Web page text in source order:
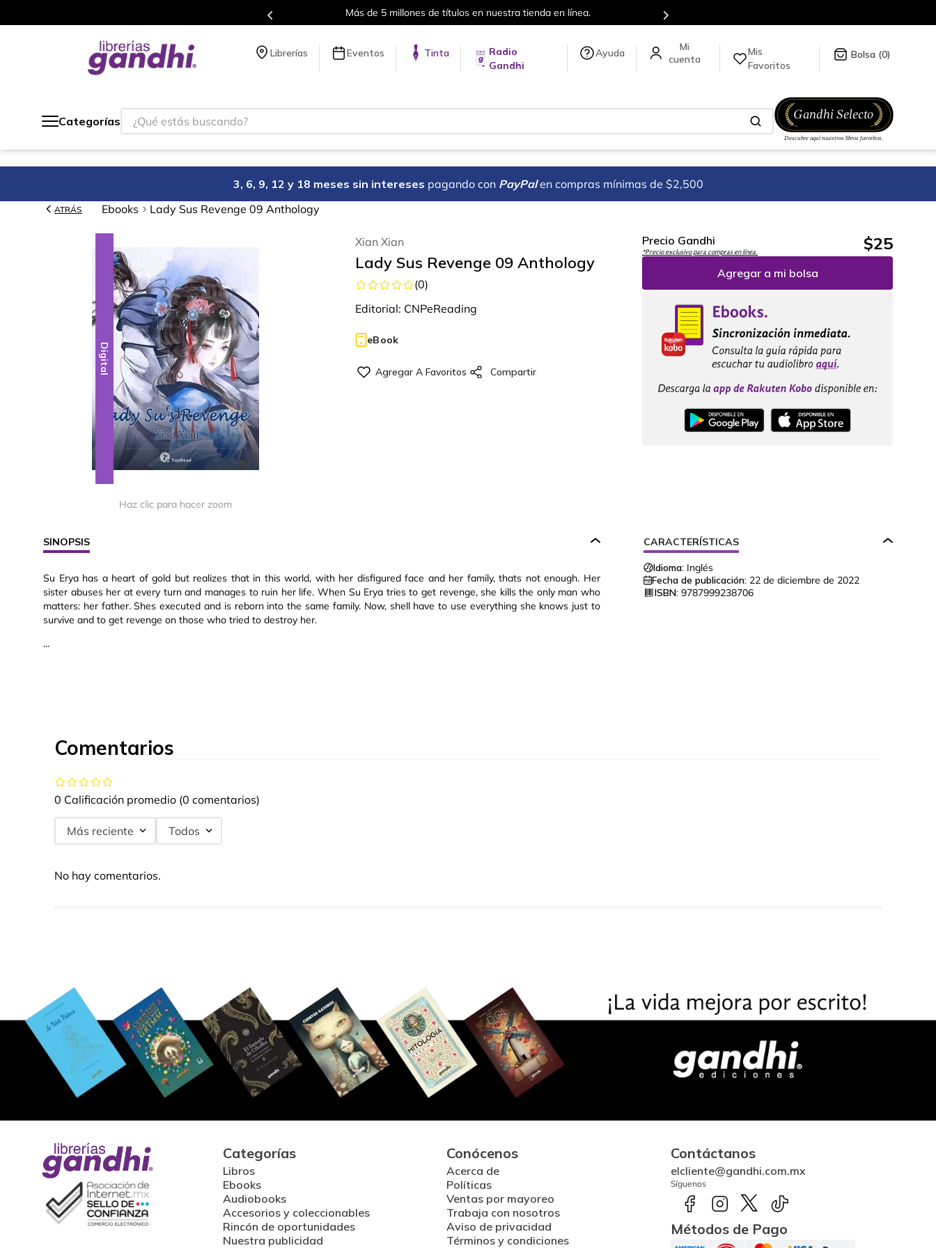
Más de 5 millones de títulos en nuestra tienda en línea.
Librerías Eventos Tinta
Radio
Gandhi
Ayuda
Mis
Favoritos
0
Categorías
¿Qué estás buscando?
3, 6, 9, 12 y 18 meses sin intereses pagando con PayPal en compras mínimas de $2,500
ATRÁS Ebooks Lady Sus Revenge 09 Anthology
Digital
Haz clic para hacer zoom
Xian Xian
Lady Sus Revenge 09 Anthology
(0)
Editorial: CNPeReading
eBook
Precio Gandhi
*Precio exclusivo para compras en línea. $25
Agregar a mi bolsa
SINOPSIS
Su Erya has a heart of gold but realizes that in this world, with her disfigured face and her family, thats not enough. Her
sister abuses her at every turn and manages to ruin her life. When Su Erya tries to get revenge, she kills the only man who
matters: her father. Shes executed and is reborn into the same family. Now, shell have to use everything she knows just to
survive and to get revenge on those who tried to destroy her.
...
CARACTERÍSTICAS
Idioma: Inglés
Fecha de publicación: 22 de diciembre de 2022
ISBN: 9787999238706
Comentarios
0 Calificación promedio (0 comentarios)
Más reciente Todos
No hay comentarios.
Categorías
Libros
Ebooks
Audiobooks
Accesorios y coleccionables
Rincón de oportunidades
Nuestra publicidad
Conócenos
Acerca de
Políticas
Ventas por mayoreo
Trabaja con nosotros
Aviso de privacidad
Términos y condiciones
Contáctanos
elcliente@gandhi.com.mx
Síguenos
Métodos de Pago